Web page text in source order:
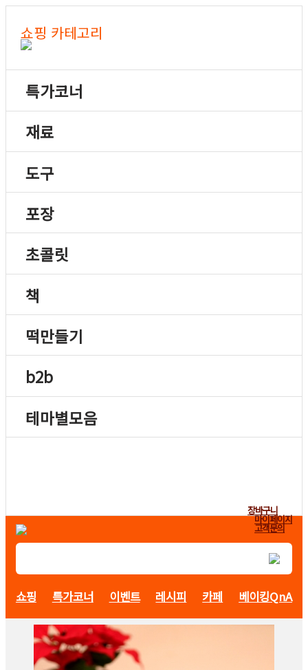
쇼핑 카테고리
특가코너
재료
도구
포장
초콜릿
책
떡만들기
b2b
테마별모음
장바구니
마이페이지
고객문의
쇼핑 특가코너 이벤트 레시피 카페 베이킹QnA